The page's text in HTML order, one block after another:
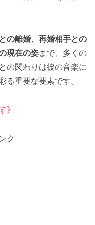
の離婚、再婚相手との
現在の姿まで、多くの
の関わりは彼の音楽に
る重要な要素です。
》
ク